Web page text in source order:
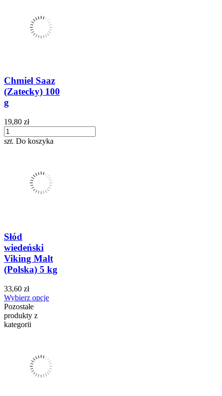
Chmiel Saaz
(Zatecky) 100
g
19,80 zł
szt. Do koszyka
Słód
wiedeński
Viking Malt
(Polska) 5 kg
33,60 zł
Wybierz opcje
Pozostałe
produkty z
kategorii